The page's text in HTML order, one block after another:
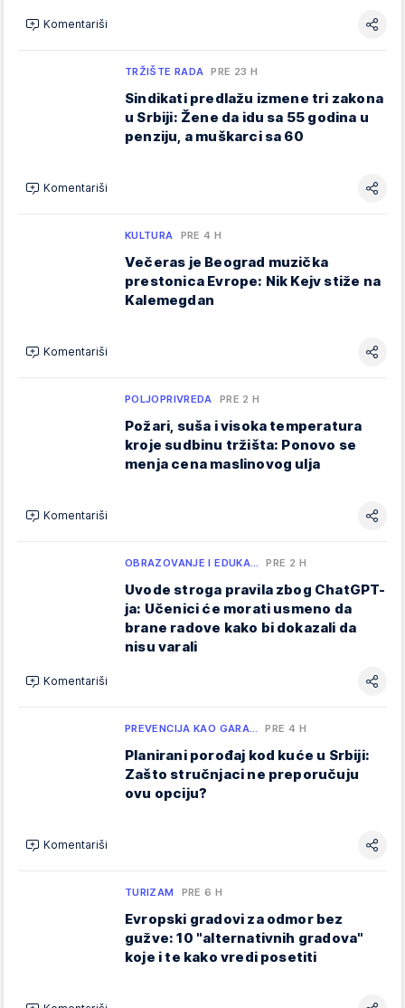
Komentariši
TRŽIŠTE RADA PRE 23 H
Sindikati predlažu izmene tri zakona
u Srbiji: Žene da idu sa 55 godina u
penziju, a muškarci sa 60
Komentariši
KULTURA PRE 4 H
Večeras je Beograd muzička
prestonica Evrope: Nik Kejv stiže na
Kalemegdan
Komentariši
POLJOPRIVREDA PRE 2 H
Požari, suša i visoka temperatura
kroje sudbinu tržišta: Ponovo se
menja cena maslinovog ulja
Komentariši
OBRAZOVANJE I EDUKA… PRE 2 H
Uvode stroga pravila zbog ChatGPT-
ja: Učenici će morati usmeno da
brane radove kako bi dokazali da
nisu varali
Komentariši
PREVENCIJA KAO GARA… PRE 4 H
Planirani porođaj kod kuće u Srbiji:
Zašto stručnjaci ne preporučuju
ovu opciju?
Komentariši
TURIZAM PRE 6 H
Evropski gradovi za odmor bez
gužve: 10 "alternativnih gradova"
koje i te kako vredi posetiti